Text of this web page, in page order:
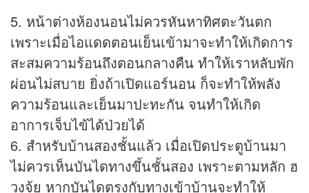
5. หน้าต่างห้องนอนไม่ควรหันหาทิศตะวันตก
เพราะเมื่อไอแดดตอนเย็นเข้ามาจะทำให้เกิดการ
สะสมความร้อนถึงตอนกลางคืน ทำให้เราหลับพัก
ผ่อนไม่สบาย ยิ่งถ้าเปิดแอร์นอน ก็จะทำให้พลัง
ความร้อนและเย็นมาปะทะกัน จนทำให้เกิด
อาการเจ็บไข้ได้ป่วยได้
6. สำหรับบ้านสองชั้นแล้ว เมื่อเปิดประตูบ้านมา
ไม่ควรเห็นบันไดทางขึ้นชั้นสอง เพราะตามหลัก ฮ
วงจุ้ย หากบันไดตรงกับทางเข้าบ้านจะทำให้